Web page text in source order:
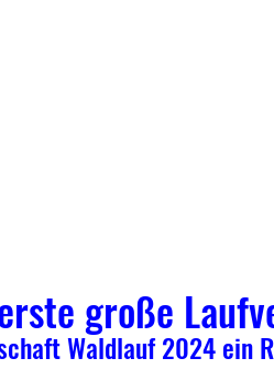
große
Waldlauf 2024 ein